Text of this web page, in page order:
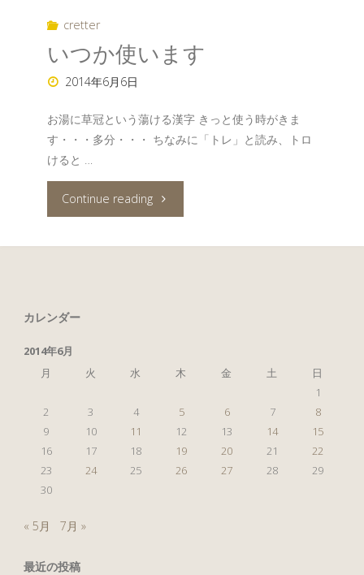
cretter
いつか使います
2014年6月6日
お湯に草冠という蕩ける漢字 きっと使う時がきま
す・・・多分・・・ ちなみに「トレ」と読み、トロ
けると …
Continue reading"い
カレンダー
2014年6月
月
火 水 木 金 土
日
1
2
3 4 5 6 7
8
9
10 11 12 13 14
15
16
17 18 19 20 21
22
23
24 25 26 27 28
29
30
« 5月 7月 »
最近の投稿